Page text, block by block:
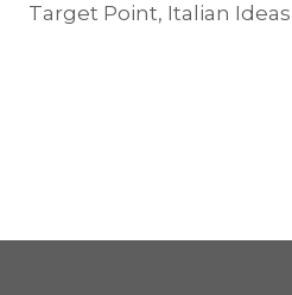
Target Point, Italian Ideas